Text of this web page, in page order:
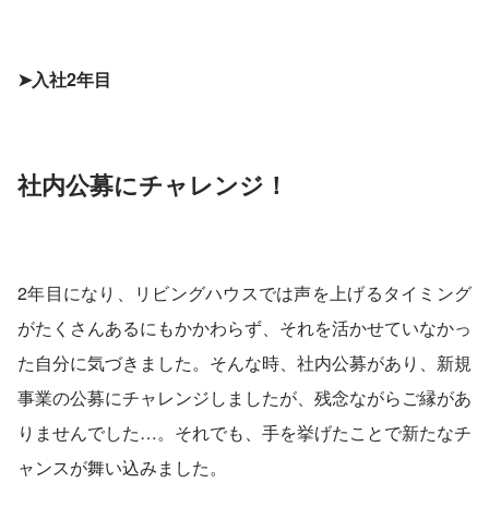
➤入社2年目
社内公募にチャレンジ！
2年目になり、リビングハウスでは声を上げるタイミング
がたくさんあるにもかかわらず、それを活かせていなかっ
た自分に気づきました。そんな時、社内公募があり、新規
事業の公募にチャレンジしましたが、残念ながらご縁があ
りませんでした…。それでも、手を挙げたことで新たなチ
ャンスが舞い込みました。